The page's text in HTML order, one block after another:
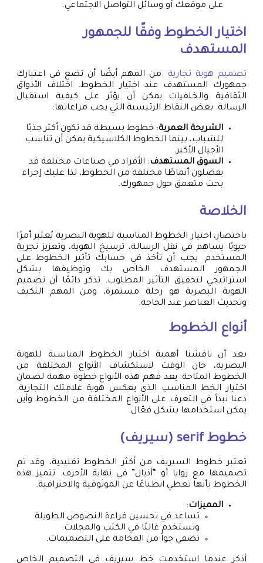
على موقعك أو وسائل التواصل الاجتماعي.
اختيار الخطوط وفقًا للجمهور
المستهدف
تصميم هوية تجارية .من المهم أيضًا أن تضع في اعتبارك
جمهورك المستهدف عند اختيار الخطوط. اختلاف الأذواق
الثقافية والخلفيات يمكن أن يؤثر على كيفية استقبال
الرسالة. بعض النقاط الرئيسية التي يجب مراعاتها:
الشريحة العمرية: خطوط بسيطة قد تكون أكثر جذبًا
للشباب، بينما الخطوط الكلاسيكية يمكن أن تناسب
الأجيال الأكبر.
السوق المستهدف: الأفراد في صناعات مختلفة قد
يفضلون أنماطًا مختلفة من الخطوط، لذا عليك إجراء
بحث متعمق حول جمهورك.
الخلاصة
باختصار، اختيار الخطوط المناسبة للهوية البصرية يُعتبر أمرًا
حيويًا يساهم في نقل الرسالة، ترسيخ الهوية، وتعزيز تجربة
المستخدم. يجب أن تأخذ في حسابك تأثير الخطوط على
الجمهور المستهدف الخاص بك وتوظيفها بشكل
استراتيجي لتحقيق التأثير المطلوب. تذكر دائمًا أن تصميم
الهوية البصرية هو رحلة مستمرة، ومن المهم التكيف
وتحديث العناصر عند الحاجة.
أنواع الخطوط
بعد أن ناقشنا أهمية اختيار الخطوط المناسبة للهوية
البصرية، حان الوقت لاستكشاف الأنواع المختلفة من
الخطوط المتاحة. يعد فهم هذه الأنواع خطوة مهمة لضمان
اختيار الخط المناسب الذي يعكس هوية علامتك التجارية.
دعنا نبدأ في التعرف على الأنواع المختلفة من الخطوط وأين
يمكن استخدامها بشكل فعّال.
خطوط serif (سيريف)
تعتبر خطوط السيريف من أكثر الخطوط تقليدية، وقد تم
تصميمها مع زوايا أو “أذيال” في نهاية الأحرف. تتميز هذه
الخطوط بأنها تعطي انطباعًا عن الموثوقية والاحترافية.
المميزات:
تساعد في تحسين قراءة النصوص الطويلة
وتستخدم غالبًا في الكتب والمجلات.
تضفي جواً من الفخامة على التصميمات.
أذكر عندما استخدمت خط سيريف في التصميم الخاص